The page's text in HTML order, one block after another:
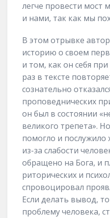
легче провести мост
и нами, так как мы
В этом отрывке
историю о своем
и том, как он себя
раз в тексте
сознательно
проповеднических
он был в состоянии
великого трепета».
помогло и
из-за слабости
обращено на Бога, и
риторических и
спровоцировал
Если делать вывод,
проблему человека,